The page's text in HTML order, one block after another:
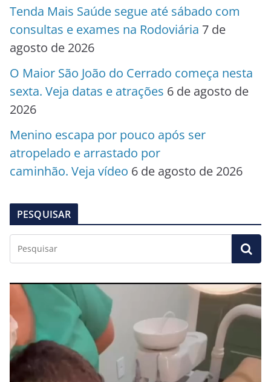
Tenda Mais Saúde segue até sábado com
consultas e exames na Rodoviária 7 de
agosto de 2026
O Maior São João do Cerrado começa nesta
sexta. Veja datas e atrações 6 de agosto de
2026
Menino escapa por pouco após ser
atropelado e arrastado por
caminhão. Veja vídeo 6 de agosto de 2026
PESQUISAR